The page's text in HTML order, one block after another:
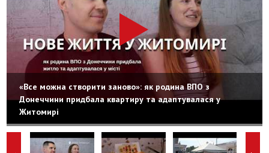
«Все можна створити заново»: як родина ВПО з
Донеччини придбала квартиру та адаптувалася у
Житомирі